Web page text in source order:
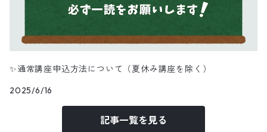
✨通常講座申込方法について（夏休み講座を除く）
2025/6/16
記事一覧を見る